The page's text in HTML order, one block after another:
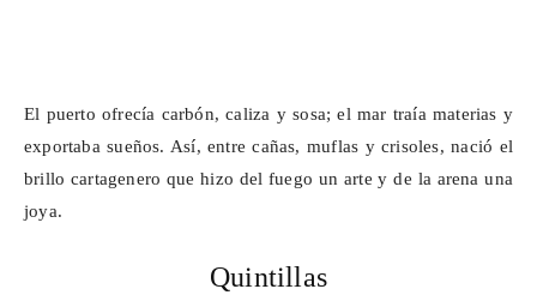
El puerto ofrecía carbón, caliza y sosa; el mar traía materias y
exportaba sueños. Así, entre cañas, muflas y crisoles, nació el
brillo cartagenero que hizo del fuego un arte y de la arena una
joya.
Quintillas